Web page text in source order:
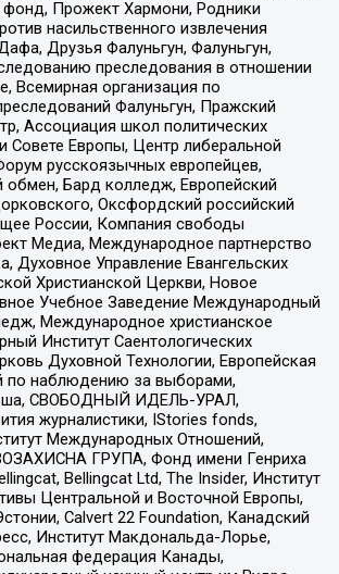
Прожект Хармони, Родники
насильственного извлечения
Друзья Фалуньгун, Фалуньгун,
преследования в отношении
Всемирная организация по
Фалуньгун, Пражский
Ассоциация школ политических
Совете Европы, Центр либеральной
русскоязычных европейцев,
обмен, Бард колледж, Европейский
Оксфордский российский
России, Компания свободы
Медиа, Международное партнерство
Духовное Управление Евангельских
Христианской Церкви, Новое
Учебное Заведение Международный
Международное христианское
Институт Саентологических
Духовной Технологии, Европейская
по наблюдению за выборами,
СВОБОДНЫЙ ИДЕЛЬ-УРАЛ,
журналистики, IStories fonds,
Международных Отношений,
ГРУПА, Фонд имени Генриха
Bellingcat Ltd, The Insider, Институт
Центральной и Восточной Европы,
Calvert 22 Foundation, Канадский
Институт Макдональда-Лорье,
федерация Канады,